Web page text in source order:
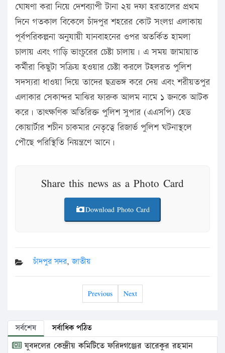
ঘোষণা করা নিয়ে দেশব্যাপী টানা ২য় দফা হরতালের প্রথম
দিনে গতকাল বিকেলে চাঁদপুর শহরের কোট সংলগ্ন এলাকায়
পূর্বপরিকল্পনা অনুযায়ী যানবাহনের ওপর অতর্কিত হামলা
চালায় এবং গাড়ি ভাংচুরের চেষ্টা চালায়। এ সময় জামায়াত
কর্মীরা কিছুটা সক্রিয় হওয়ার চেষ্টা করলে টহলরত পুলিশ
সদস্যরা ধাওয়া দিয়ে তাদের ছত্রভঙ্গ করে দেয় এবং শরীয়তপুর
এলাকার সেকান্দর মাঝির ফারুক আলম নামে ১ জনকে আটক
করে। তাৎক্ষণিক অতিরিক্ত পুলিশ সুপার (এএসপি) হেড
কোয়ার্টার শচীন চাকমার নেতৃত্বে রিজার্ভ পুলিশ ঘটনাস্থলে
পৌছে পরিস্থিতি নিয়ন্ত্রণে আনে।
Share this news as a Photo Card
Download Photo Card
চাঁদপুর সদর,জাতীয়
Previous Next
সর্বশেষ সর্বাধিক পঠিত
যুবদলের কেন্দ্রীয় কমিটিতে ফরিদগঞ্জের তারেকুর রহমান